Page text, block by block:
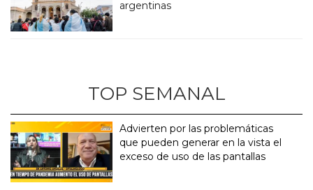
argentinas
TOP SEMANAL
Advierten por las problemáticas
que pueden generar en la vista el
exceso de uso de las pantallas